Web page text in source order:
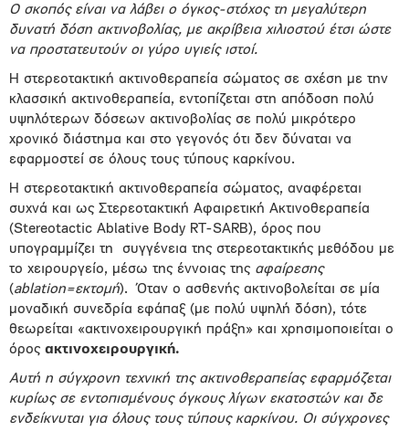
Ο σκοπός είναι να λάβει ο όγκος-στόχος τη μεγαλύτερη
δυνατή δόση ακτινοβολίας, με ακρίβεια χιλιοστού έτσι ώστε
να προστατευτούν οι γύρο υγιείς ιστοί.
Η στερεοτακτική ακτινοθεραπεία σώματος σε σχέση με την
κλασσική ακτινοθεραπεία, εντοπίζεται στη απόδοση πολύ
υψηλότερων δόσεων ακτινοβολίας σε πολύ μικρότερο
χρονικό διάστημα και στο γεγονός ότι δεν δύναται να
εφαρμοστεί σε όλους τους τύπους καρκίνου.
Η στερεοτακτική ακτινοθεραπεία σώματος, αναφέρεται
συχνά και ως Στερεοτακτική Αφαιρετική Ακτινοθεραπεία
(Stereotactic Ablative Body RT-SARB), όρος που
υπογραμμίζει τη
συγγένεια της στερεοτακτικής μεθόδου με
το χειρουργείο, μέσω της έννοιας της αφαίρεσης
(ablation=εκτομή).
Όταν ο ασθενής ακτινοβολείται σε μία
μοναδική συνεδρία εφάπαξ (με πολύ υψηλή δόση), τότε
θεωρείται «ακτινοχειρουργική πράξη» και χρησιμοποιείται ο
όρος ακτινοχειρουργική.
Αυτή η σύγχρονη τεχνική της ακτινοθεραπείας εφαρμόζεται
κυρίως σε εντοπισμένους όγκους λίγων εκατοστών και δε
ενδείκνυται για όλους τους τύπους καρκίνου. Οι σύγχρονες